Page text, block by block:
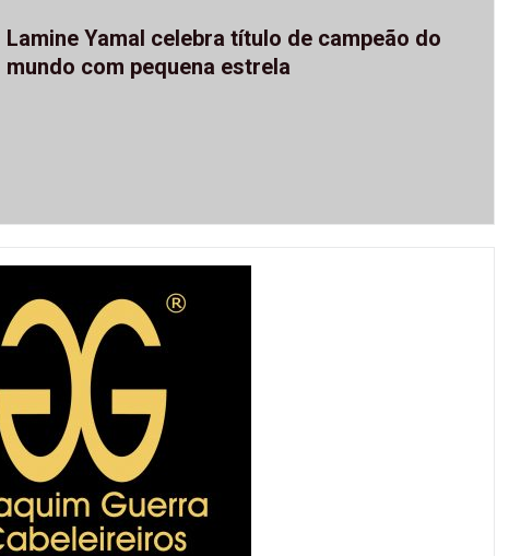
Lamine Yamal celebra título de campeão do
mundo com pequena estrela